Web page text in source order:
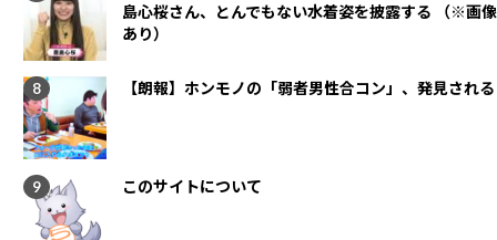
島心桜さん、とんでもない水着姿を披露する （※画像
あり）
【朗報】ホンモノの「弱者男性合コン」、発見される
このサイトについて